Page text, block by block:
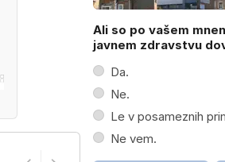
Ali so po vašem
javnem zdravstvu
Da.
Ne.
Le v posameznih
Ne vem.